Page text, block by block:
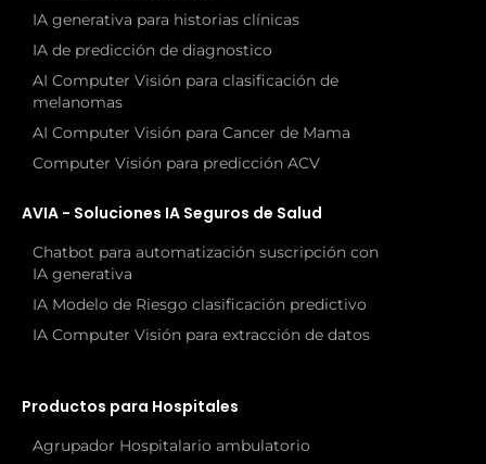
IA generativa para historias clínicas
IA de predicción de diagnostico
AI Computer Visión para clasificación de
melanomas
AI Computer Visión para Cancer de Mama
Computer Visión para predicción ACV
AVIA - Soluciones IA Seguros de Salud
Chatbot para automatización suscripción con
IA generativa
IA Modelo de Riesgo clasificación predictivo
IA Computer Visión para extracción de datos
Productos para Hospitales
Agrupador Hospitalario ambulatorio